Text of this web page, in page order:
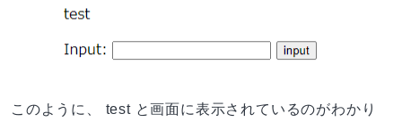
このように、 test と画面に表示されているのがわかり